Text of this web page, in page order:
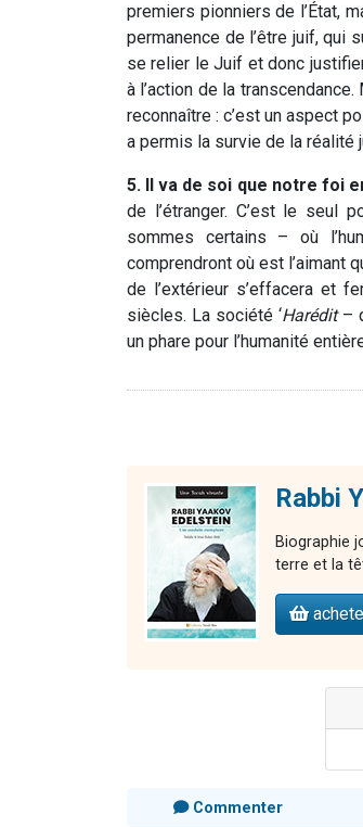
premiers pionniers de l’État,
permanence de l’être juif, qui
se relier le Juif et donc
à l’action de la
reconnaître : c’est un aspect
a permis la survie de la réalité
5. Il va de soi que notre foi
de l’étranger. C’est le seul
sommes certains – où
comprendront où est l’aimant
de l’extérieur s’effacera et
siècles. La société ‘Harédit–
un phare pour l’humanité
Rabbi
Biographie
terre et la
Commenter